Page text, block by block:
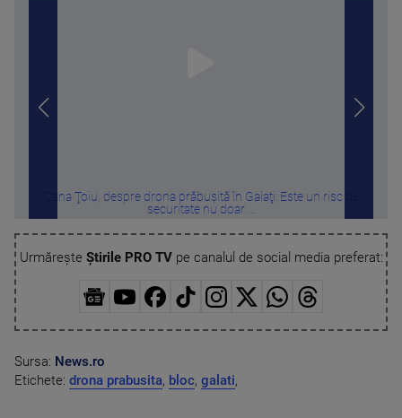
Oana Ţoiu, despre drona prăbuşită în Galaţi: Este un risc de
securitate nu doar ...
Urmărește Știrile PRO TVpe canalul de social media preferat:
Sursa: News.ro
Etichete: drona prabusita, bloc, galati,